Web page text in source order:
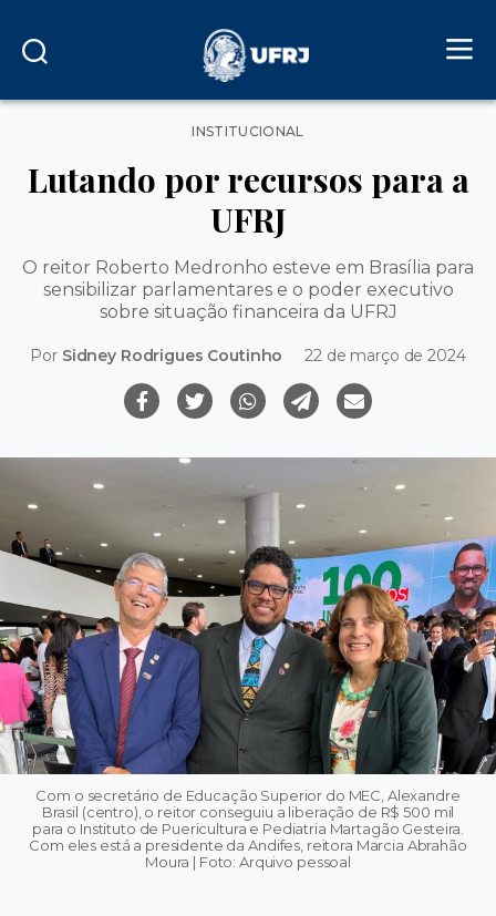
Categorias
INSTITUCIONAL
Lutando por recursos para a
UFRJ
O reitor Roberto Medronho esteve em Brasília para
sensibilizar parlamentares e o poder executivo
sobre situação financeira da UFRJ
Por Sidney Rodrigues Coutinho 22 de março de 2024
Com o secretário de Educação Superior do MEC, Alexandre
Brasil (centro), o reitor conseguiu a liberação de R$ 500 mil
para o Instituto de Puericultura e Pediatria Martagão Gesteira.
Com eles está a presidente da Andifes, reitora Marcia Abrahão
Moura | Foto: Arquivo pessoal